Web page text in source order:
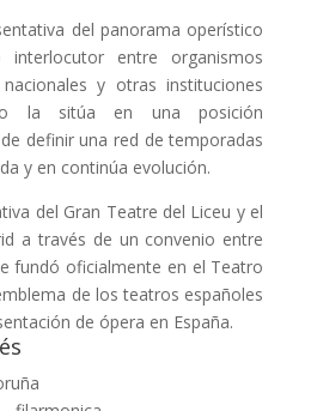
del panorama operístico
interlocutor entre organismos
y otras instituciones
la sitúa en una posición
definir una red de temporadas
y en continúa evolución.
del Gran Teatre del Liceu y el
a través de un convenio entre
fundó oficialmente en el Teatro
de los teatros españoles
de ópera en España.